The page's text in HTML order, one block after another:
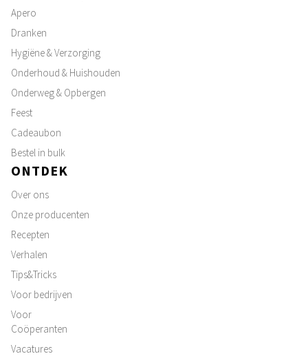
Apero
Dranken
Hygiëne & Verzorging
Onderhoud & Huishouden
Onderweg & Opbergen
Feest
Cadeaubon
Bestel in bulk
ONTDEK
Over ons
Onze producenten
Recepten
Verhalen
Tips&Tricks
Voor bedrijven
Voor
Coöperanten
Vacatures